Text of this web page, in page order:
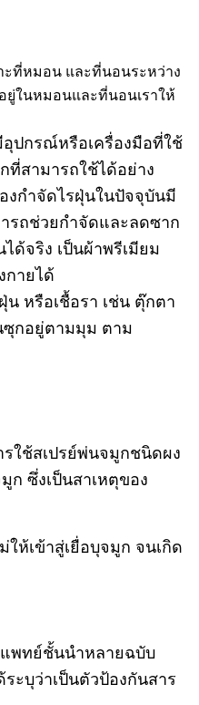
ะที่หมอน และที่นอนระหว่าง
ยู่ในหมอนและที่นอนเราให้
ปกรณ์หรือเครื่องมือที่ใช้
ที่สามารถใช้ได้อย่าง
งกำจัดไรฝุ่นในปัจจุบันมี
รถช่วยกำจัดและลดซาก
ด้จริง เป็นผ้าพรีเมียม
กายได้
น หรือเชื้อรา เช่น ตุ๊กตา
ซุกอยู่ตามมุม ตาม
ใช้สเปรย์พ่นจมูกชนิดผง
ก ซึ่งเป็นสาเหตุของ
ห้เข้าสู่เยื่อบุจมูก จนเกิด
แพทย์ชั้นนำหลายฉบับ
ระบุว่าเป็นตัวป้องกันสาร